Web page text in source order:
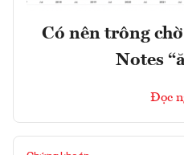
Có nên trông
Notes
Đọc